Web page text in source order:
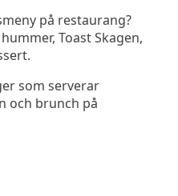
på restaurang?
Toast Skagen,
som serverar
och brunch på